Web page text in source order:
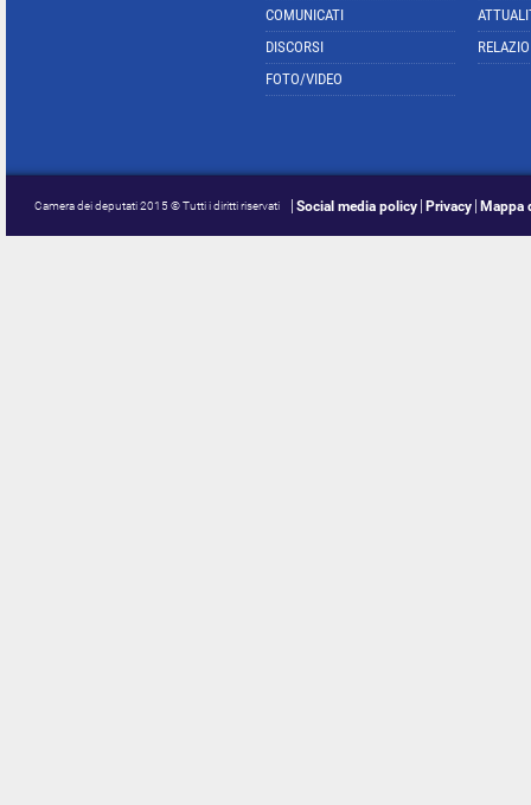
COMUNICATI
DISCORSI
FOTO/VIDEO
Camera dei deputati 2015 © Tutti i diritti riservati Social media policy Privacy Mappa